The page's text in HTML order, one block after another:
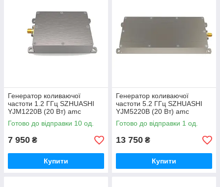
Генератор коливаючої
частоти 1.2 ГГц SZHUASHI
YJM1220B (20 Вт) amc
Готово до відправки 10 од.
7 950 ₴
Купити
Генератор коливаючої
частоти 5.2 ГГц SZHUASHI
YJM5220B (20 Вт) amc
Готово до відправки 1 од.
13 750 ₴
Купити